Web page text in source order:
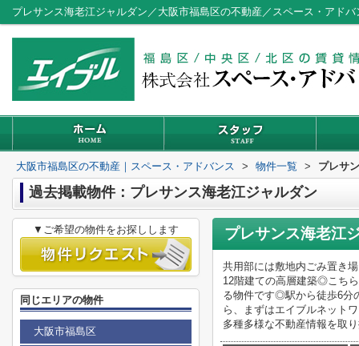
プレサンス海老江ジャルダン／大阪市福島区の不動産／スペース・アドバ
大阪市福島区の不動産｜スペース・アドバンス > 物件一覧 > プレサ
過去掲載物件：プレサンス海老江ジャルダン
プレサンス海老江
共用部には敷地内ごみ置き
12階建ての高層建築◎こち
る物件です◎駅から徒歩6分
ら、まずはエイブルネット
多種多様な不動産情報を取
▼ご希望の物件をお探しします
同じエリアの物件
大阪市福島区